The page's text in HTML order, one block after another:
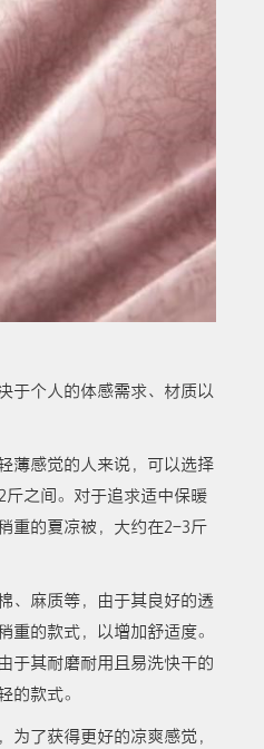
于个人的体感需求、材质以
薄感觉的人来说，可以选择
之间。对于追求适中保暖
重的夏凉被，大约在2-3斤
、麻质等，由于其良好的透
重的款式，以增加舒适度。
于其耐磨耐用且易洗快干的
的款式。
为了获得更好的凉爽感觉，